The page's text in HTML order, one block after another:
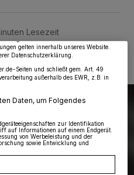
Lesezeit
ändern oder Ihre Einwilligung zu
oder Ablehnen am unteren
gelten innerhalb unseres Website.
Datenschutzerklärung.
Seiten und schließt gem. Art. 49
außerhalb des EWR, z.B. in
Daten, um Folgendes
zur Identifikation
auf Informationen auf einem Endgerät.
von Werbeleistung und der
sowie Entwicklung und